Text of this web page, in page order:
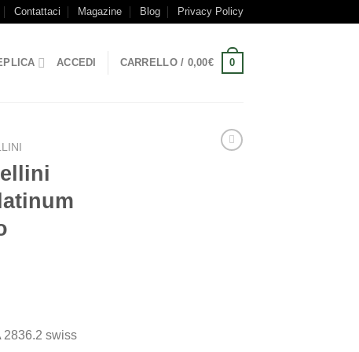
Contattaci Magazine Blog Privacy Policy
ACCEDI CARRELLO / 0,00€ 0
2836.2 swiss